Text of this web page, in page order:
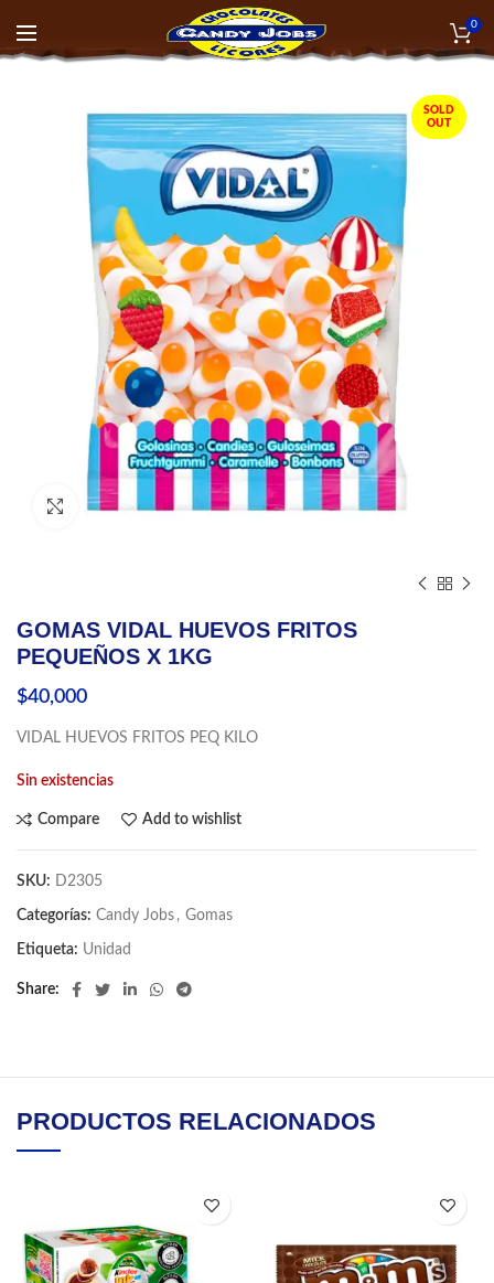
0
SOLD
OUT
Click to enlarge
GOMAS VIDAL HUEVOS FRITOS
PEQUEÑOS X 1KG
$40,000
VIDAL HUEVOS FRITOS PEQ KILO
Sin existencias
Compare Add to wishlist
SKU: D2305
Categorías: Candy Jobs , Gomas
Etiqueta: Unidad
Share
PRODUCTOS RELACIONADOS